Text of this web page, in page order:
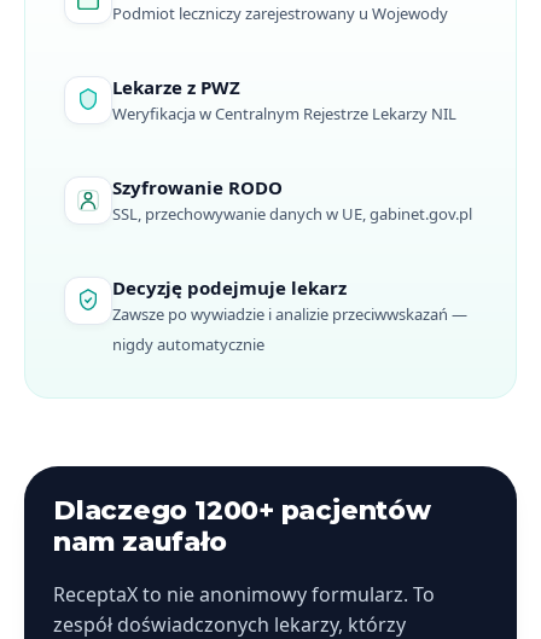
Podmiot leczniczy zarejestrowany u Wojewody
Lekarze z PWZ
Weryfikacja w Centralnym Rejestrze Lekarzy NIL
Szyfrowanie RODO
SSL, przechowywanie danych w UE, gabinet.gov.pl
Decyzję podejmuje lekarz
Zawsze po wywiadzie i analizie przeciwwskazań —
nigdy automatycznie
Dlaczego 1200+ pacjentów
nam zaufało
ReceptaX to nie anonimowy formularz. To
zespół doświadczonych lekarzy, którzy